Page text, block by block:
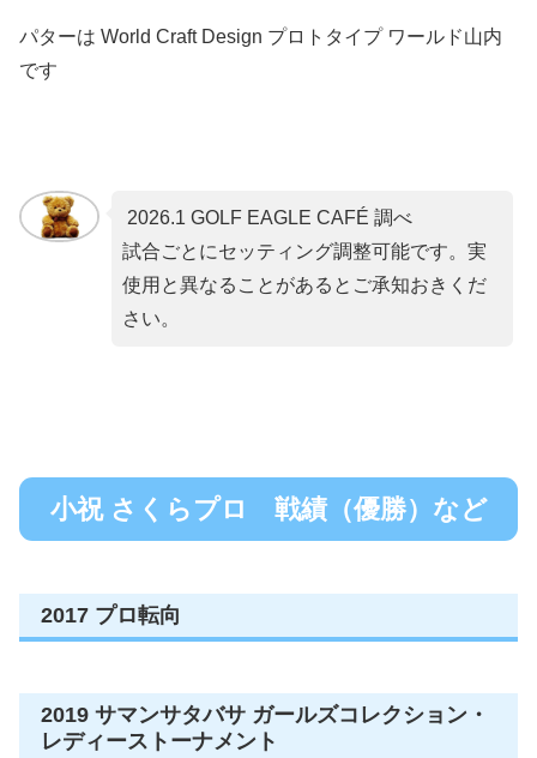
パターは World Craft Design プロトタイプ ワールド山内
です
2026.1 GOLF EAGLE CAFÉ 調べ
試合ごとにセッティング調整可能です。実
使用と異なることがあるとご承知おきくだ
さい。
小祝 さくらプロ 戦績（優勝）など
2017 プロ転向
2019 サマンサタバサ ガールズコレクション・
レディーストーナメント